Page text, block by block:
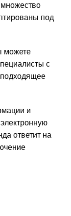
под
можете
с
и
ответит на